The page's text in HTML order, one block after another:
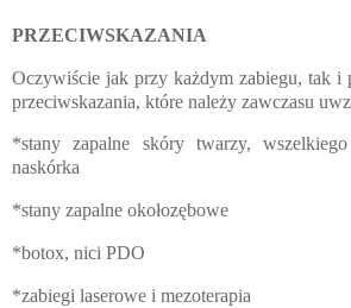
PRZECIWSKAZANIA
Oczywiście jak przy każdym zabiegu, tak i
przeciwskazania, które należy zawczasu
*stany zapalne skóry twarzy,
naskórka
*stany zapalne okołozębowe
*botox, nici PDO
*zabiegi laserowe i mezoterapia